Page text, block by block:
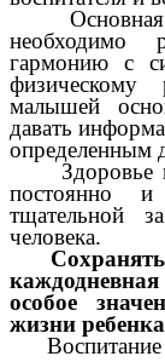
Основная
необходимо
гармонию с
малышей
давать
определенным
Здоровье не
постоянно
тщательной
человека.
особое
жизни
Воспитание